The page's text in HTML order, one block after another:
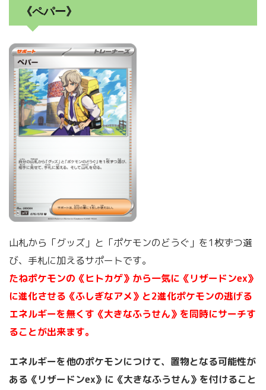
《ペパー》
山札から「グッズ」と「ポケモンのどうぐ」を1枚ずつ選
び、手札に加えるサポートです。
たねポケモンの《ヒトカゲ》から一気に《リザードンex》
に進化させる《ふしぎなアメ》と2進化ポケモンの逃げる
エネルギーを無くす《大きなふうせん》を同時にサーチす
ることが出来ます。
エネルギーを他のポケモンにつけて、置物となる可能性が
ある《リザードンex》に《大きなふうせん》を付けること